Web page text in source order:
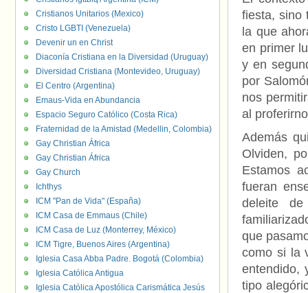
fiesta, sino
la que
en primer
y en
por
nos
al
Además
Olviden,
Estamos
fueran
deleite
que
como si la
entendido,
tipo
Cristianos Unitarios (Mexico)
Cristo LGBTI (Venezuela)
Devenir un en Christ
Diaconía Cristiana en la Diversidad (Uruguay)
Diversidad Cristiana (Montevideo, Uruguay)
El Centro (Argentina)
Emaus-Vida en Abundancia
Espacio Seguro Católico (Costa Rica)
Fraternidad de la Amistad (Medellin, Colombia)
Gay Christian África
Gay Christian África
Gay Church
Ichthys
ICM "Pan de Vida" (España)
ICM Casa de Emmaus (Chile)
ICM Casa de Luz (Monterrey, México)
ICM Tigre, Buenos Aires (Argentina)
Iglesia Casa Abba Padre. Bogotá (Colombia)
Iglesia Católica Antigua
Iglesia Católica Apostólica Carismática Jesús